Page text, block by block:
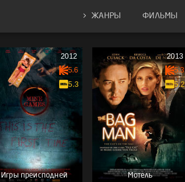
ЖАНРЫ ФИЛЬМЫ
Игры преисподней
2012
5.6
5.3
Мотель
2013
5.3
5.2